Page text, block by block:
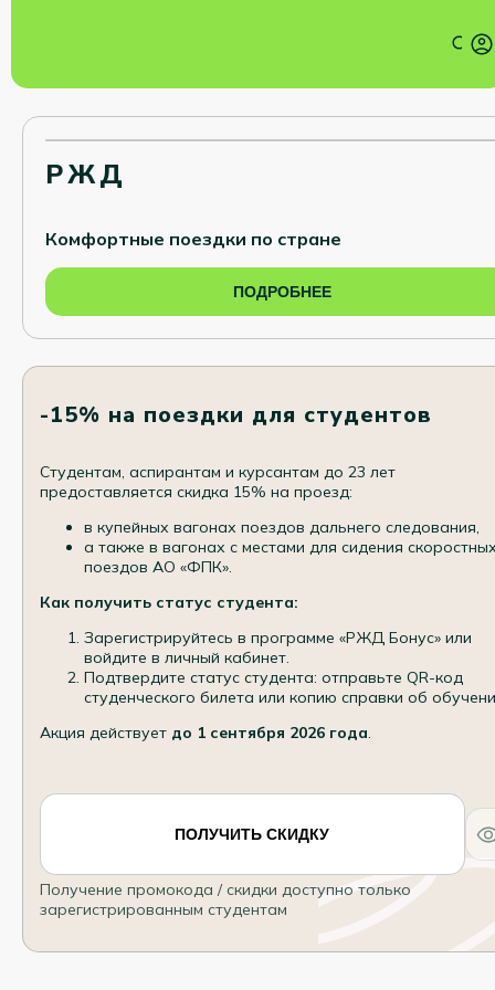
РЖД
Комфортные поездки по стране
ПОДРОБНЕЕ
-15% на поездки для студентов
Студентам, аспирантам и курсантам до 23 лет
предоставляется скидка 15% на проезд:
в купейных вагонах поездов дальнего следования,
а также в вагонах с местами для сидения
поездов АО «ФПК».
Как получить статус студента:
Зарегистрируйтесь в программе «РЖД Бонус» или
войдите в личный кабинет.
Подтвердите статус студента: отправьте QR-код
студенческого билета или копию справки об
Акция действует до 1 сентября 2026 года.
ПОЛУЧИТЬ СКИДКУ
Получение промокода / скидки доступно только
зарегистрированным студентам